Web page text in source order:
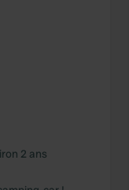
2 ans